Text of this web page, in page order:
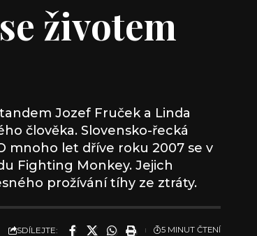
životem
Jozef Fruček a Linda
člověka. Slovensko-řecká
mnoho let dříve roku 2007 se v
Fighting Monkey. Jejich
prožívání tíhy ze ztráty.
SDÍLEJTE: 5 MINUT ČTENÍ